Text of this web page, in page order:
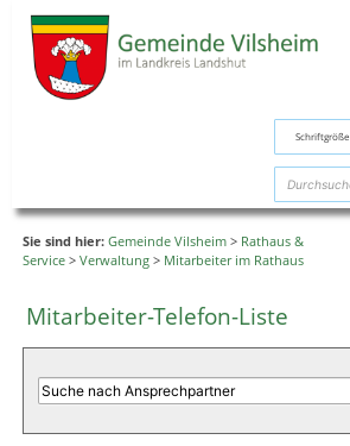
Schriftgröße
Sie sind hier: Gemeinde Vilsheim > Rathaus &
Service > Verwaltung > Mitarbeiter im Rathaus
Mitarbeiter-Telefon-Liste